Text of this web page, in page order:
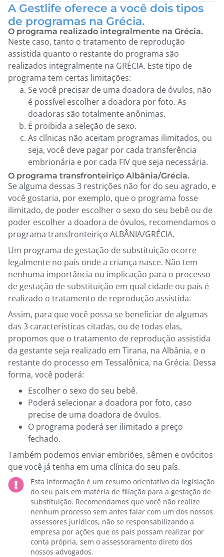
A Gestlife oferece a você dois tipos
de programas na Grécia.
O programa realizado integralmente na Grécia.
Neste caso, tanto o tratamento de reprodução
assistida quanto o restante do programa são
realizados integralmente na GRÉCIA. Este tipo de
programa tem certas limitações:
Se você precisar de uma doadora de óvulos, não
é possível escolher a doadora por foto. As
doadoras são totalmente anônimas.
É proibida a seleção de sexo.
As clínicas não aceitam programas ilimitados, ou
seja, você deve pagar por cada transferência
embrionária e por cada FIV que seja necessária.
O programa transfronteiriço Albânia/Grécia.
Se alguma dessas 3 restrições não for do seu agrado, e
você gostaria, por exemplo, que o programa fosse
ilimitado, de poder escolher o sexo do seu bebê ou de
poder escolher a doadora de óvulos, recomendamos o
programa transfronteiriço ALBÂNIA/GRÉCIA.
Um programa de gestação de substituição ocorre
legalmente no país onde a criança nasce. Não tem
nenhuma importância ou implicação para o processo
de gestação de substituição em qual cidade ou país é
realizado o tratamento de reprodução assistida.
Assim, para que você possa se beneficiar de algumas
das 3 características citadas, ou de todas elas,
propomos que o tratamento de reprodução assistida
da gestante seja realizado em Tirana, na Albânia, e o
restante do processo em Tessalônica, na Grécia. Dessa
forma, você poderá:
Escolher o sexo do seu bebê.
Poderá selecionar a doadora por foto, caso
precise de uma doadora de óvulos.
O programa poderá ser ilimitado a preço
fechado.
Também podemos enviar embriões, sêmen e ovócitos
que você já tenha em uma clínica do seu país.
Esta informação é um resumo orientativo da legislação
do seu país em matéria de filiação para a gestação de
substituição. Recomendamos que você não realize
nenhum processo sem antes falar com um dos nossos
assessores jurídicos, não se responsabilizando a
empresa por ações que os pais possam realizar por
conta própria, sem o assessoramento direto dos
nossos advogados.